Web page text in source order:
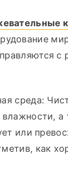
среда:
влажности,
или
как